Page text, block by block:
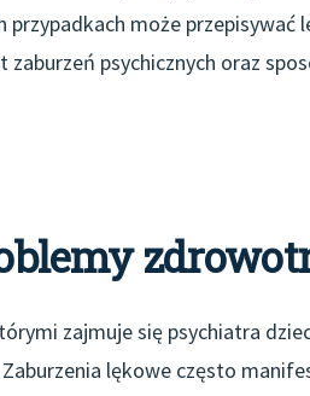
może przepisywać
psychicznych oraz
zajmuje się psychiatra
lękowe często